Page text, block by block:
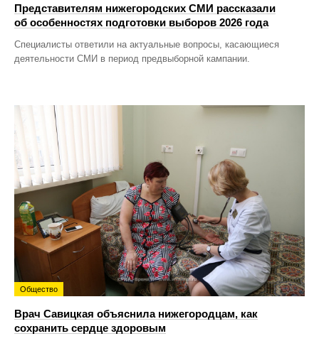
Представителям нижегородских СМИ рассказали
об особенностях подготовки выборов 2026 года
Специалисты ответили на актуальные вопросы, касающиеся
деятельности СМИ в период предвыборной кампании.
Общество
Врач Савицкая объяснила нижегородцам, как
сохранить сердце здоровым